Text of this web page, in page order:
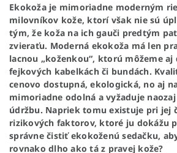
Ekokoža je mimoriadne moderným
milovníkov kože, ktorí však nie sú
tým, že koža na ich gauči predtým
zvieraťu. Moderná ekokoža má len
lacnou „koženkou“, ktorú môžeme aj
fejkových kabelkách či bundách.
cenovo dostupná, ekologická, no aj
mimoriadne odolná a vyžaduje
údržbu. Napriek tomu existuje pri jej
rizikových faktorov, ktoré ju dokážu
správne čistiť ekokoženú sedačku,
rovnako dlho ako tá z pravej kože?